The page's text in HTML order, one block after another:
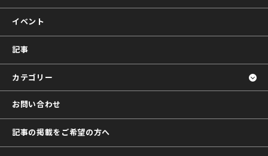
イベント
記事
カテゴリー
お問い合わせ
記事の掲載をご希望の方へ